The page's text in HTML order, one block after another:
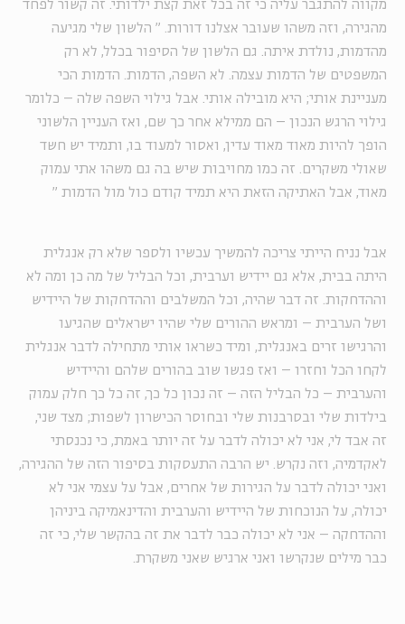
מקווה להתגבר עליה כי זה בכל זאת קצת ילדותי. זה קשור לפחד
מהגירה, וזה משהו שעובר אצלנו דורות. " הלשון שלי מגיעה
מהדמות, נולדת איתה. גם הלשון של הסיפור בכלל, לא רק
המשפטים של הדמות עצמה. לא השפה, הדמות. הדמות הכי
מעניינת אותי; היא מובילה אותי. אבל גילוי השפה שלה – כלומר
גילוי הרגש הנכון – הם ממילא אחר כך שם, ואז העניין הלשוני
הופך להיות מאוד מאוד עדין, ואסור למעוד בו, ותמיד יש חשד
שאולי משקרים. זה כמו מחויבות שיש בה גם משהו אתי עמוק
מאוד, אבל האתיקה הזאת היא תמיד קודם כול מול הדמות "
אבל נניח הייתי צריכה להמשיך עכשיו ולספר שלא רק אנגלית
היתה בבית, אלא גם יידיש וערבית, וכל הבליל של מה כן ומה לא
וההדחקות. זה דבר שהיה, וכל המשלבים וההדחקות של היידיש
ושל הערבית – ומראש ההורים שלי שהיו ישראלים שהגיעו
והרגישו זרים באנגלית, ומיד כשראו אותי מתחילה לדבר אנגלית
לקחו הכל וחזרו – ואז פגשו שוב בהורים שלהם והיידיש
והערבית – כל הבליל הזה – זה נכון כל כך, זה כל כך חלק עמוק
בילדות שלי ובסרבנות שלי ובחוסר הכישרון לשפות; מצד שני,
זה אבד לי, אני לא יכולה לדבר על זה יותר באמת, כי נכנסתי
לאקדמיה, וזה נקרש. יש הרבה התעסקות בסיפור הזה של ההגירה,
ואני יכולה לדבר על הגירות של אחרים, אבל על עצמי אני לא
יכולה, על הנוכחות של היידיש והערבית והדינאמיקה ביניהן
וההדחקה – אני לא יכולה כבר לדבר את זה בהקשר שלי, כי זה
כבר מילים שנקרשו ואני ארגיש שאני משקרת.